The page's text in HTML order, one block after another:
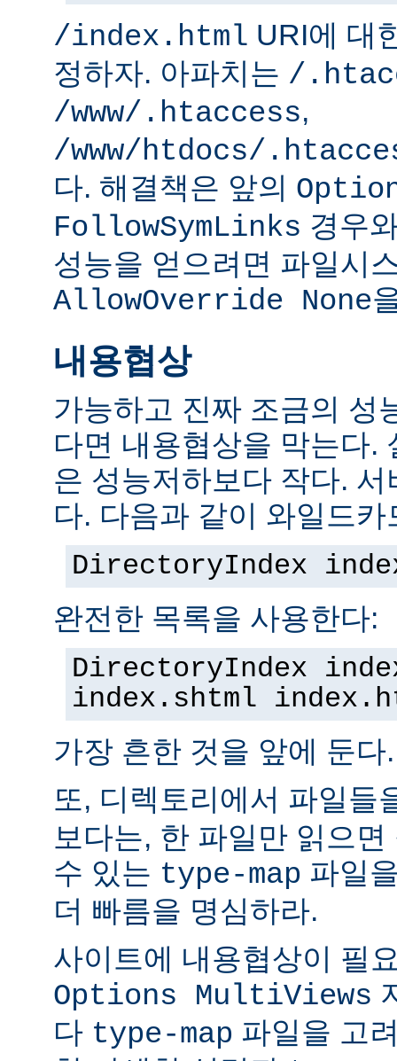
/index.html URI에 대
정하자. 아파치는 /
/www/.htaccess,
/www/htdocs/
다. 해결책은 앞의
FollowSymLinks 경우
성능을 얻으려면 파일시
AllowOverride None
내용협상
가능하고 진짜 조금의 성
다면 내용협상을 막는다.
은 성능저하보다 작다.
다. 다음과 같이 와일드
DirectoryIndex
완전한 목록을 사용한다:
DirectoryIndex
index.shtml
가장 흔한 것을 앞에 둔다.
또, 디렉토리에서 파일들
보다는, 한 파일만 읽으
수 있는 type-map 파일
더 빠름을 명심하라.
사이트에 내용협상이 필
Options MultiViews
다 type-map 파일을 고